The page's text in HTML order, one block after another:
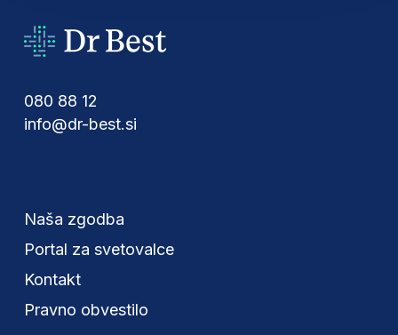
080 88 12
info@dr-best.si
Naša zgodba
Portal za svetovalce
Kontakt
Pravno obvestilo